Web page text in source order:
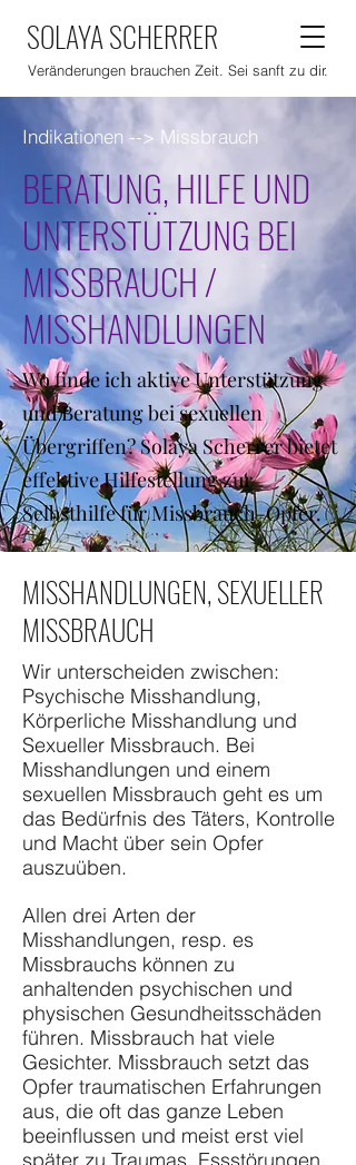
Veränderungen brauchen Zeit. Sei sanft zu dir.
SOLAYA SCHERRER
Indikationen --> Missbrauch
BERATUNG, HILFE UND
UNTERSTÜTZUNG BEI
MISSBRAUCH /
MISSHANDLUNGEN
Wo finde ich aktive Unterstützung
und Beratung bei sexuellen
Übergriffen? Solaya Scherrer bietet
effektive Hilfestellung zur
Selbsthilfe für Missbrauch-Opfer.
MISSHANDLUNGEN, SEXUELLER
MISSBRAUCH
Wir unterscheiden zwischen:
Psychische Misshandlung,
Körperliche Misshandlung und
Sexueller Missbrauch. Bei
Misshandlungen und einem
sexuellen Missbrauch geht es um
das Bedürfnis des Täters, Kontrolle
und Macht über sein Opfer
auszuüben.
Allen drei Arten der
Misshandlungen, resp. es
Missbrauchs können zu
anhaltenden psychischen und
physischen Gesundheitsschäden
führen. Missbrauch hat viele
Gesichter. Missbrauch setzt das
Opfer traumatischen Erfahrungen
aus, die oft das ganze Leben
beeinflussen und meist erst viel